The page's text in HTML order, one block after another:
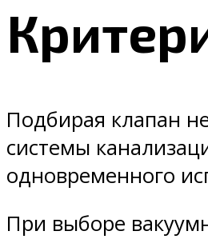
Подбирая клапан
системы
одновременного
При выборе